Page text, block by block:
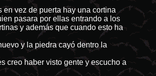
vez de puerta hay una cortina
pasara por ellas entrando a los
y además que cuando esto ha
y la piedra cayó dentro la
creo haber visto gente y escucho a